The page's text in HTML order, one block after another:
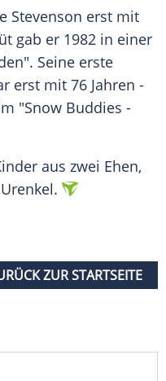
Stevenson erst mit
gab er 1982 in einer
Seine erste
erst mit 76 Jahren -
"Snow Buddies -
aus zwei Ehen,
ZUR STARTSEITE